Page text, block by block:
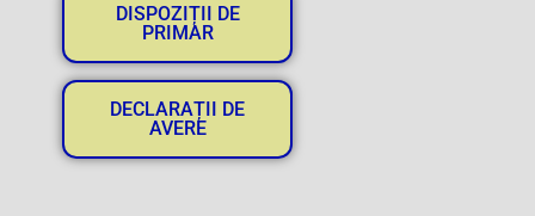
DISPOZIȚII DE
PRIMAR
DECLARAȚII DE
AVERE